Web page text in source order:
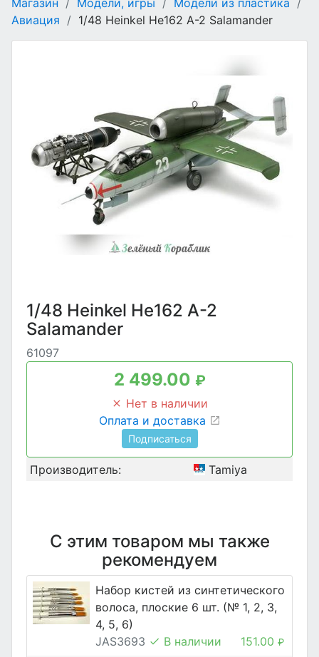
Магазин / Модели, игры / Модели из пластика /
Авиация / 1/48 Heinkel He162 A-2 Salamander
1/48 Heinkel He162 A-2
Salamander
61097
2 499.00 ₽
Нет в наличии
Оплата и доставка
Подписаться
Производитель: Tamiya
С этим товаром мы также
рекомендуем
Набор кистей из синтетического
волоса, плоские 6 шт. (№ 1, 2, 3,
4, 5, 6)
JAS3693
В наличии 151.00 ₽